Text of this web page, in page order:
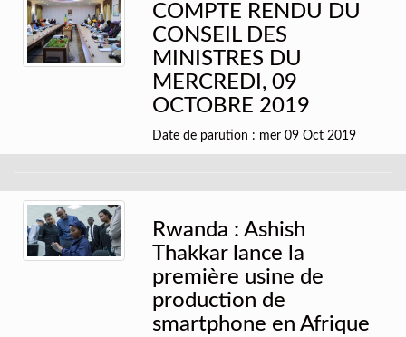
COMPTE RENDU DU
CONSEIL DES
MINISTRES DU
MERCREDI, 09
OCTOBRE 2019
Date de parution : mer 09 Oct 2019
Rwanda : Ashish
Thakkar lance la
première usine de
production de
smartphone en Afrique